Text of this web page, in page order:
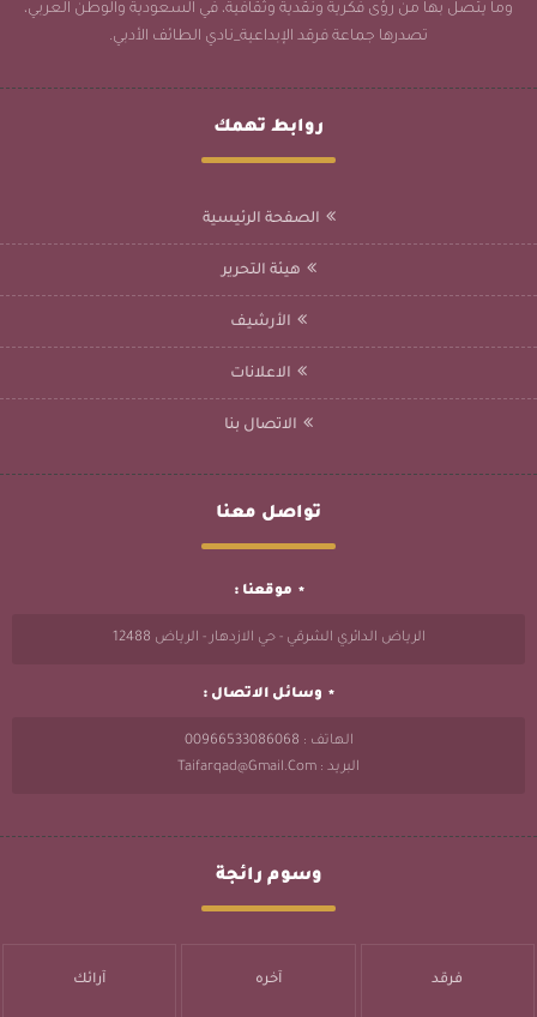
وما يتصل بها من رؤى فكرية ونقدية وثقافية، في السعودية والوطن العربي،
تصدرها جماعة فرقد الإبداعية_نادي الطائف الأدبي.
روابط تهمك
الصفحة الرئيسية
هيئة التحرير
الأرشيف
الاعلانات
الاتصال بنا
تواصل معنا
موقعنا :
الرياض الدائري الشرقي - حي الازدهار - الرياض 12488
وسائل الاتصال :
الهاتف : 00966533086068
البريد : Taifarqad@gmail.com
وسوم رائجة
فرقد آخره آرائك